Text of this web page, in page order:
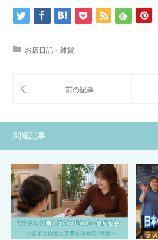
お店日記・雑貨
関連記事